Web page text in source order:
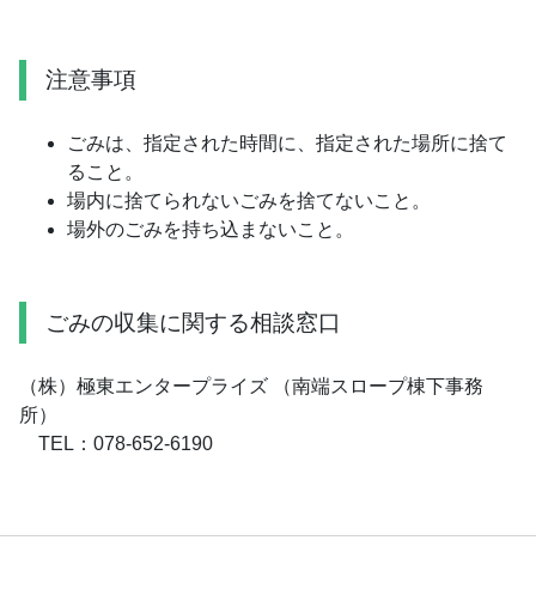
注意事項
ごみは、指定された時間に、指定された場所に捨て
ること。
場内に捨てられないごみを捨てないこと。
場外のごみを持ち込まないこと。
ごみの収集に関する相談窓口
（株）極東エンタープライズ （南端スロープ棟下事務
所）
TEL：078-652-6190